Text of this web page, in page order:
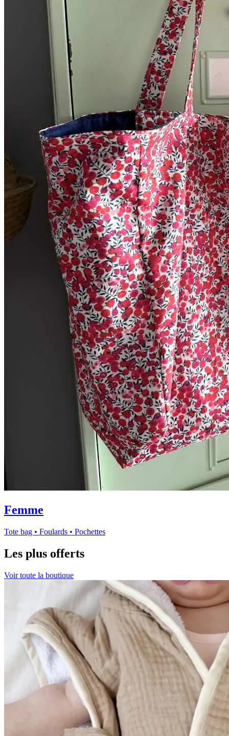
Femme
Tote bag • Foulards • Pochettes
Les plus offerts
Voir toute la boutique